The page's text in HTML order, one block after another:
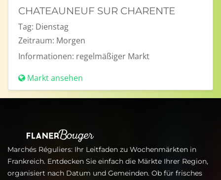
CHATEAUNEUF SUR CHARENTE
Tag: Dienstag
Zeitraum: Morgen
Informationen: regelmäßiger Markt
Markt ansehen
Marchés Réguliers: Ihr Leitfaden zu Wochenmärkten in
Frankreich. Entdecken Sie einfach die Märkte Ihrer Region,
organisiert nach Datum und Gemeinden. Ob für frisches